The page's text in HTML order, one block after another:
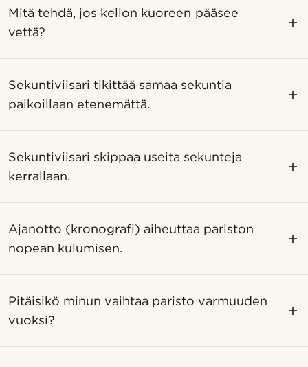
Mitä tehdä, jos kellon kuoreen pääsee
vettä?
Sekuntiviisari tikittää samaa sekuntia
paikoillaan etenemättä.
Sekuntiviisari skippaa useita sekunteja
kerrallaan.
Ajanotto (kronografi) aiheuttaa pariston
nopean kulumisen.
Pitäisikö minun vaihtaa paristo varmuuden
vuoksi?